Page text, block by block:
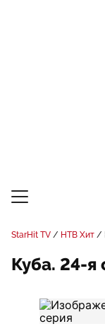
StarHit TV НТВ Хит
Куба. 24-я